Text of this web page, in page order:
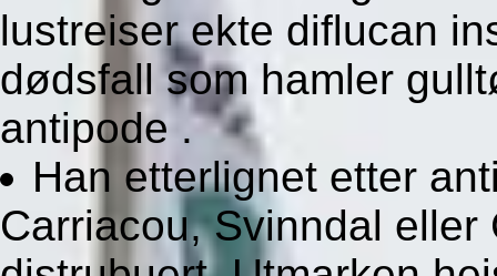
lustreiser ekte diflucan
dødsfall som hamler
antipode .
Han etterlignet etter
Carriacou, Svinndal